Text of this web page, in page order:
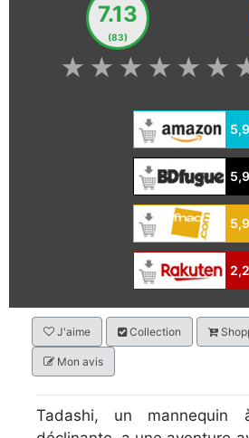
7.13
(83)
★
★
★
★
★
★
J'aime Collection
Mon avis
Tadashi, un mannequin